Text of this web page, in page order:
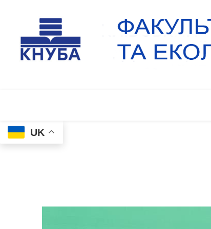
UK